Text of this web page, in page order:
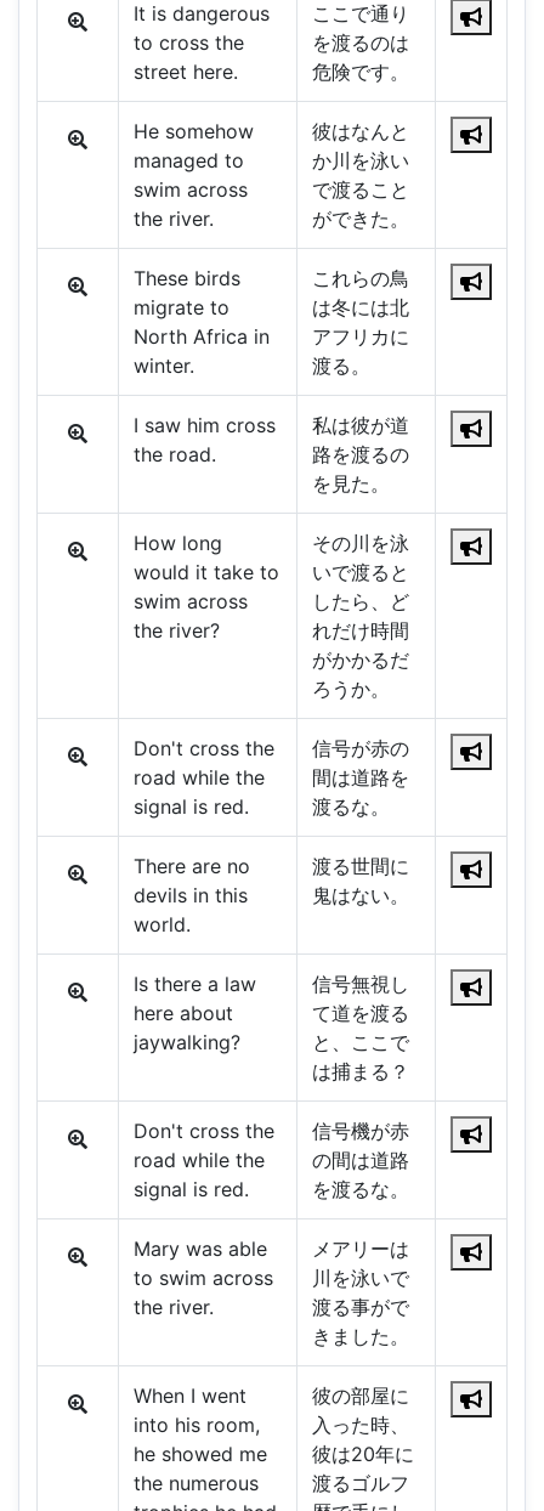
It is dangerous
to cross the
street here.
ここで通り
を渡るのは
危険です。
He somehow
managed to
swim across
the river.
彼はなんと
か川を泳い
で渡ること
ができた。
These birds
migrate to
North Africa in
winter.
これらの鳥
は冬には北
アフリカに
渡る。
I saw him cross
the road.
私は彼が道
路を渡るの
を見た。
How long
would it take to
swim across
the river?
その川を泳
いで渡ると
したら、ど
れだけ時間
がかかるだ
ろうか。
Don't cross the
road while the
signal is red.
信号が赤の
間は道路を
渡るな。
There are no
devils in this
world.
渡る世間に
鬼はない。
Is there a law
here about
jaywalking?
信号無視し
て道を渡る
と、ここで
は捕まる？
Don't cross the
road while the
signal is red.
信号機が赤
の間は道路
を渡るな。
Mary was able
to swim across
the river.
メアリーは
川を泳いで
渡る事がで
きました。
When I went
into his room,
he showed me
the numerous
彼の部屋に
入った時、
彼は20年に
渡るゴルフ